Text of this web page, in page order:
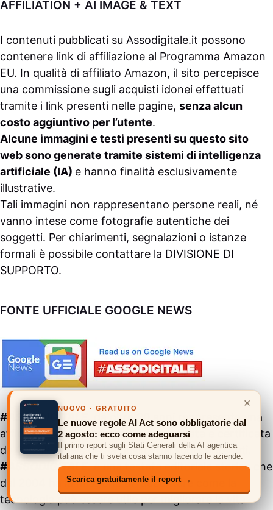
AFFILIATION + AI IMAGE & TEXT
I contenuti pubblicati su Assodigitale.it possono
contenere link di affiliazione al Programma Amazon
EU. In qualità di affiliato Amazon, il sito percepisce
una commissione sugli acquisti idonei effettuati
tramite i link presenti nelle pagine, senza alcun
costo aggiuntivo per l’utente.
Alcune immagini e testi presenti su questo sito
web sono generate tramite sistemi di intelligenza
artificiale (IA) e hanno finalità esclusivamente
illustrative.
Tali immagini non rappresentano persone reali, né
vanno intese come fotografie autentiche dei
soggetti. Per chiarimenti, segnalazioni o istanze
formali è possibile contattare la DIVISIONE DI
SUPPORTO.
FONTE UFFICIALE GOOGLE NEWS
#ASSODIGITALE.
da oltre 20 anni rappresenta una
affidabile fonte giornalistica accreditata e certificata
da
Google News per la qualità dei suoi contenuti.
#ASSODIGITALE.è una testata editoriale storica che
dal 2004 ha la missione di raccontare come la
tecnologia può essere utile per migliorare la vita
×
NUOVO · GRATUITO
Le nuove regole AI Act sono obbligatorie dal
2 agosto: ecco come adeguarsi
Il primo report sugli Stati Generali della AI agentica
italiana che ti svela cosa stanno facendo le aziende.
Scarica gratuitamente il report →